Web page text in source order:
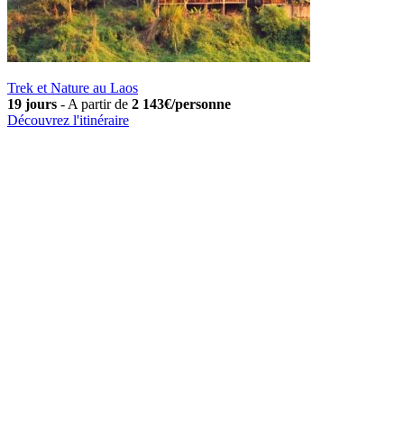
Trek et Nature au Laos
19 jours - A partir de 2 143€/personne
Découvrez l'itinéraire